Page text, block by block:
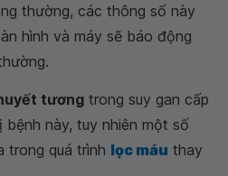
thường, các thông số này
hình và máy sẽ báo động
tương trong suy gan cấp
bệnh này, tuy nhiên một số
trong quá trình lọc máu thay